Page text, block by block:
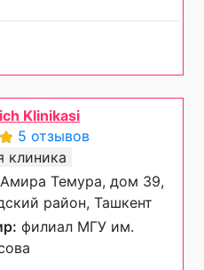
Klinikasi
5 отзывов
клиника
Темура, дом 39,
район, Ташкент
филиал МГУ им.